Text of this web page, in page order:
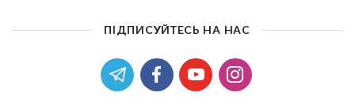
ПІДПИСУЙТЕСЬ НА НАС